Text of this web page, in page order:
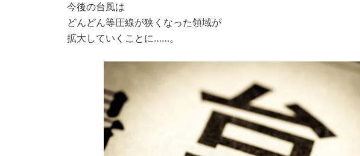
今後の台風は
どんどん等圧線が狭くなった領域が
拡大していくことに……。